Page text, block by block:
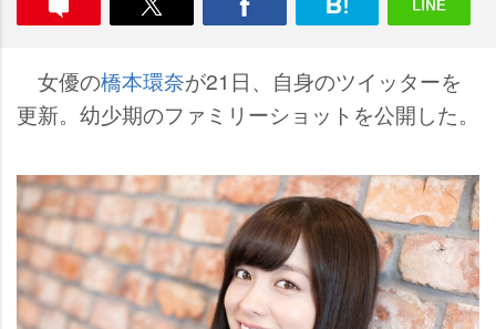
女優の橋本環奈が21日、自身のツイッターを
更新。幼少期のファミリーショットを公開した。